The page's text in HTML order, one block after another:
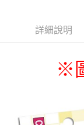
貨到付款
付款後全家取貨
詳細說明
※